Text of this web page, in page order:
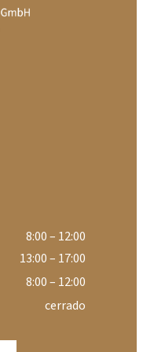
8:00 – 12:00
13:00 – 17:00
8:00 – 12:00
cerrado